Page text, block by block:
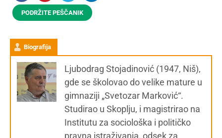
PODRŽITE PEŠČANIK
Biografija
Ljubodrag Stojadinović (1947, Niš),
gde se školovao do velike mature u
gimnaziji „Svetozar Marković“.
Studirao u Skoplju, i magistrirao na
Institutu za sociološka i političko